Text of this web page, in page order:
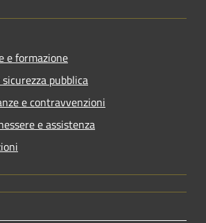
e formazione
pubblica
e contravvenzioni
e assistenza